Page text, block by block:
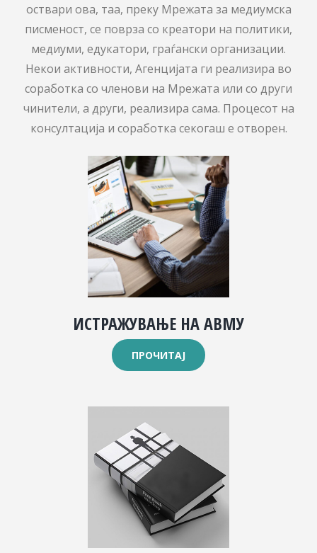
оствари ова, таа, преку Мрежата за медиумска
писменост, се поврза со креатори на политики,
медиуми, едукатори, граѓански организации.
Некои активности, Агенцијата ги реализира во
соработка со членови на Мрежата или со други
чинители, а други, реализира сама. Процесот на
консултација и соработка секогаш е отворен.
ИСТРАЖУВАЊЕ НА АВМУ
ПРОЧИТАЈ